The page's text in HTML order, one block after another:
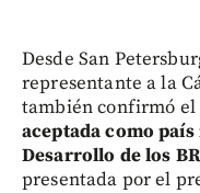
Desde San
representante a la
también confirmó el
aceptada como
Desarrollo de los
presentada por el